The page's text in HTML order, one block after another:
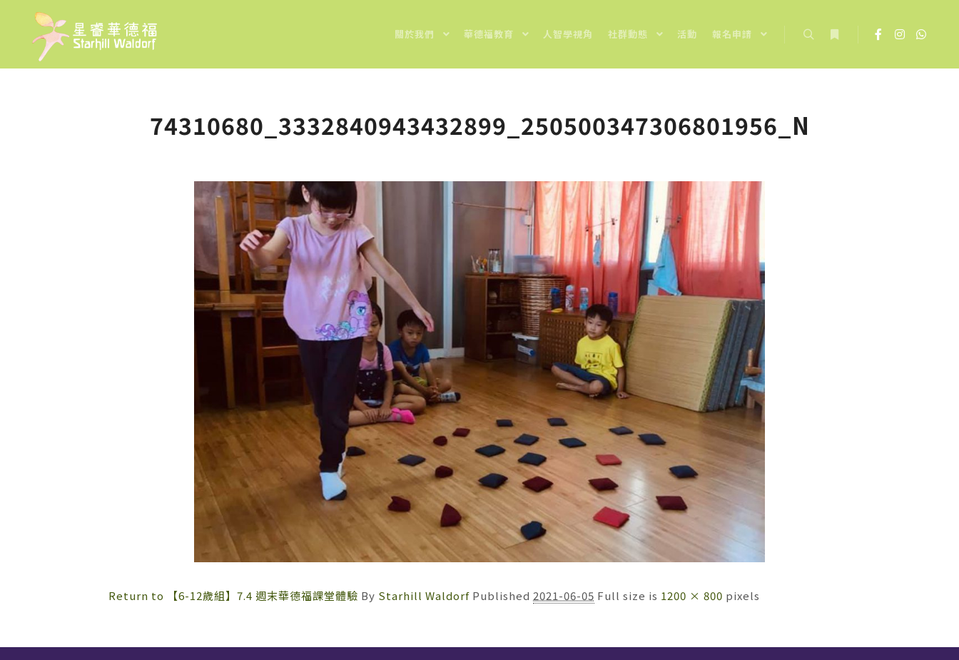
關於我們 華德福教育 人智學視角 社群動態 活動 報名申請
74310680_3332840943432899_250500347306801956_N
Return to 【6-12歲組】7.4 週末華德福課堂體驗 By Starhill Waldorf Published 2021-06-05 Full size is 1200 × 800 pixels